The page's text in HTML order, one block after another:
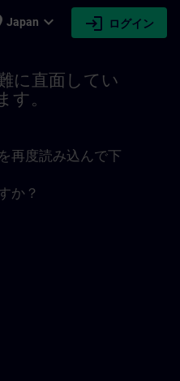
Japan expand_more login ログイン
に直面してい
す。
再度読み込んで下
か？